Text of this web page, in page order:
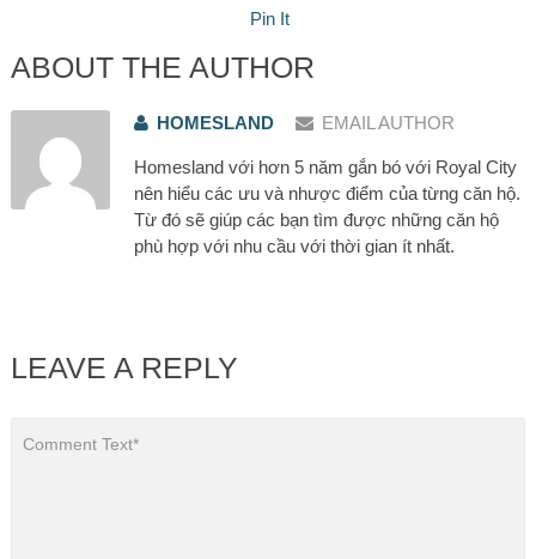
Pin It
ABOUT THE AUTHOR
HOMESLAND EMAIL AUTHOR
Homesland với hơn 5 năm gắn bó với Royal City
nên hiểu các ưu và nhược điểm của từng căn hộ.
Từ đó sẽ giúp các bạn tìm được những căn hộ
phù hợp với nhu cầu với thời gian ít nhất.
LEAVE A REPLY